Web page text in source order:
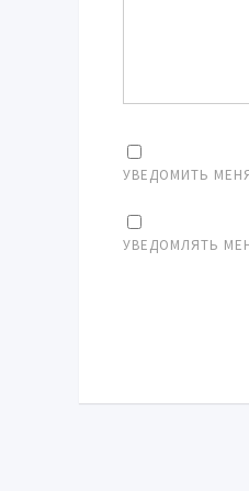
УВЕДОМИТЬ
УВЕДОМЛЯТЬ